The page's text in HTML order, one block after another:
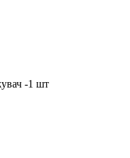
-1 шт